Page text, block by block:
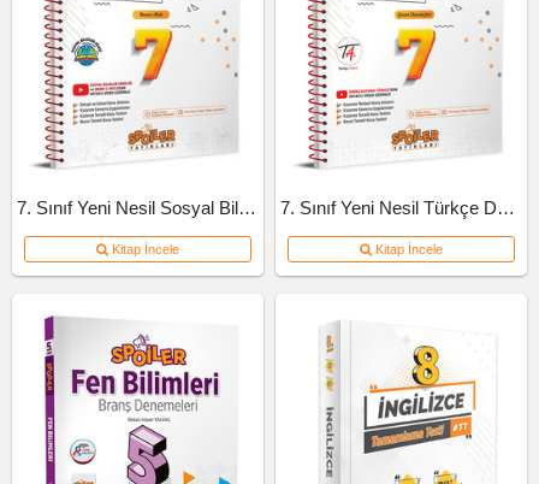
7. Sınıf Yeni Nesil Sosyal Bilgiler Defteri
Kitap İncele
7. Sınıf Yeni Nesil Türkçe Defteri
Kitap İncele